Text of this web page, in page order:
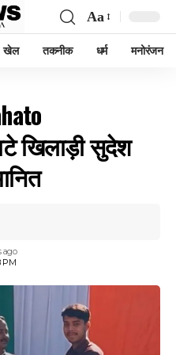
Font
Aa
खेल तकनीक धर्म मनोरंजन
खिलाड़ी सुदेश
PM
ago